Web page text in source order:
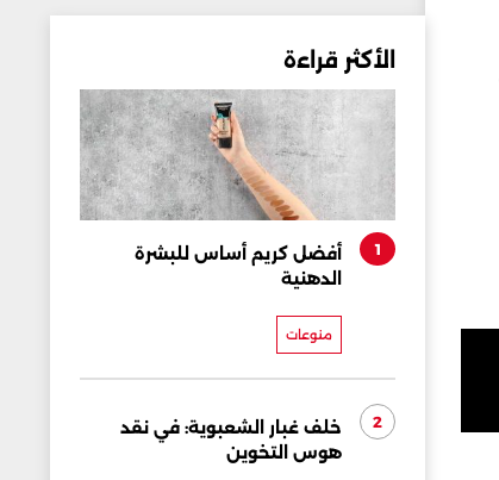
الأكثر قراءة
1
أفضل كريم أساس للبشرة
الدهنية
منوعات
2
خلف غبار الشعبوية: في نقد
هوس التخوين